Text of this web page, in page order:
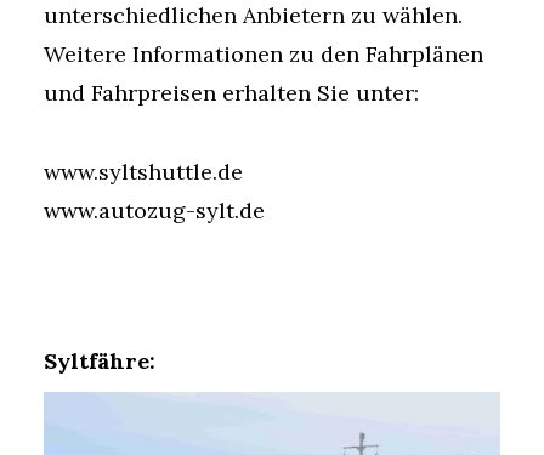
unterschiedlichen Anbietern zu wählen.
Weitere Informationen zu den Fahrplänen
und Fahrpreisen erhalten Sie unter:
www.syltshuttle.de
www.autozug-sylt.de
Syltfähre: